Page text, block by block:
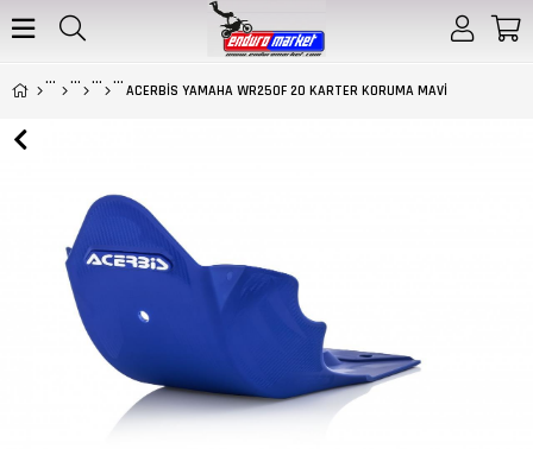
ACERBİS YAMAHA WR250F 20 KARTER KORUMA MAVİ